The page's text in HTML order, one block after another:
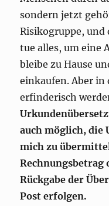
sondern jetzt
Risikogruppe, und
tue alles, um eine
bleibe zu Hause
einkaufen. Aber in
erfinderisch
auch möglich, die
mich zu
Rechnungsbetrag
Rückgabe der
Post erfolgen.